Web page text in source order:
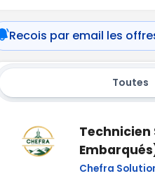
Recois par email les
Toutes
Technicien
Chefra